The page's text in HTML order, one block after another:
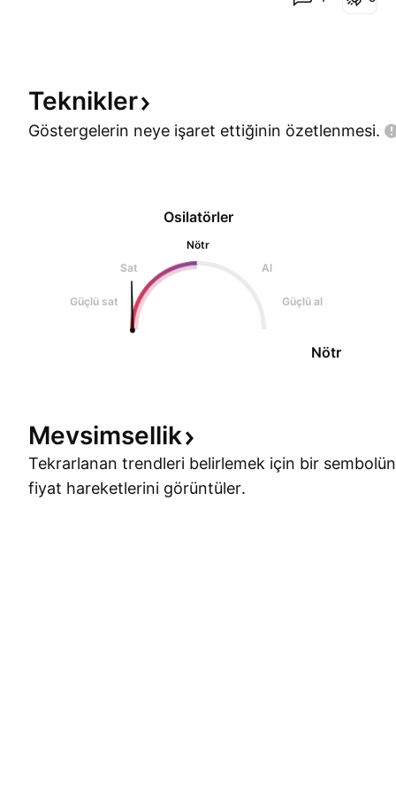
Teknikler
Göstergelerin neye işaret ettiğinin özetlenmesi.
Osilatörler
Nötr
Sat
Al
Güçlü sat Güçlü al
Nötr
Mevsimsellik
Tekrarlanan trendleri belirlemek için bir
fiyat hareketlerini görüntüler.